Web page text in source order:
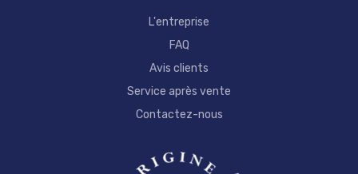
L'entreprise
FAQ
Avis clients
Service après vente
Contactez-nous